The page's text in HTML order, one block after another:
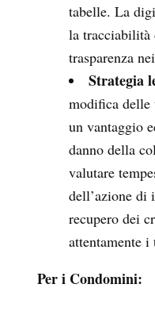
tabelle. La
la tracciabilità
trasparenza
Strategia
modifica
un vantaggio
danno della
valutare
dell’azione di
recupero dei
attentamente
Per i Condomini: